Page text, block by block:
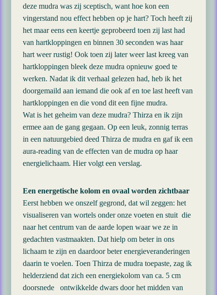
deze mudra was zij sceptisch, want hoe kon een
vingerstand nou effect hebben op je hart? Toch heeft zij
het maar eens een keertje geprobeerd toen zij last had
van hartkloppingen en binnen 30 seconden was haar
hart weer rustig! Ook toen zij later weer last kreeg van
hartkloppingen bleek deze mudra opnieuw goed te
werken. Nadat ik dit verhaal gelezen had, heb ik het
doorgemaild aan iemand die ook af en toe last heeft van
hartkloppingen en die vond dit een fijne mudra.
Wat is het geheim van deze mudra? Thirza en ik zijn
ermee aan de gang gegaan. Op een leuk, zonnig terras
in een natuurgebied deed Thirza de mudra en gaf ik een
aura-reading van de effecten van de mudra op haar
energielichaam. Hier volgt een verslag.
Een energetische kolom en ovaal worden zichtbaar
Eerst hebben we onszelf gegrond, dat wil zeggen: het
visualiseren van wortels onder onze voeten en stuit die
naar het centrum van de aarde lopen waar we ze in
gedachten vastmaakten. Dat hielp om beter in ons
lichaam te zijn en daardoor beter energieveranderingen
daarin te voelen. Toen Thirza de mudra toepaste, zag ik
helderziend dat zich een energiekolom van ca. 5 cm
doorsnede ontwikkelde dwars door het midden van